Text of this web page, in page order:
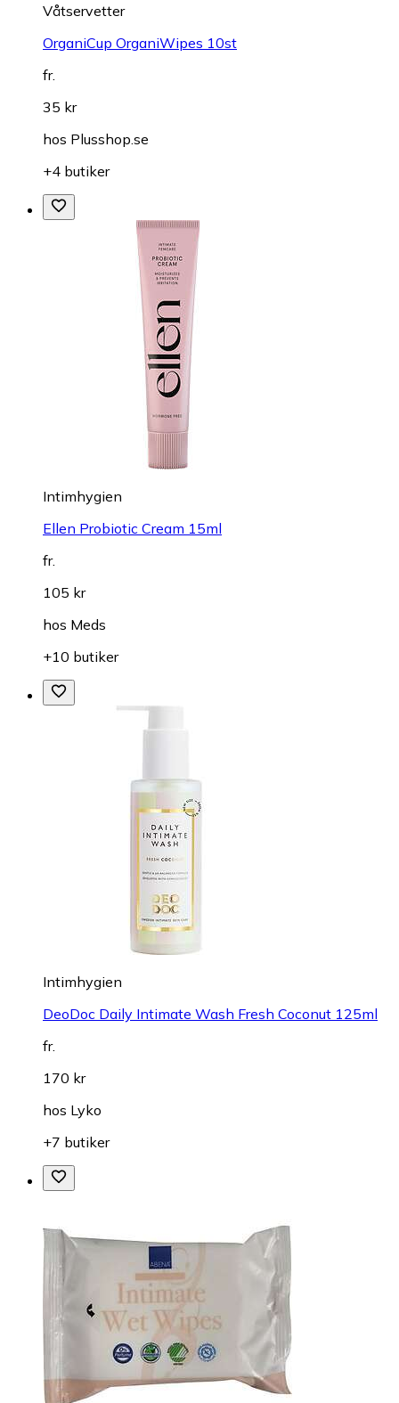
Våtservetter
OrganiCup OrganiWipes 10st
fr.
35 kr
hos Plusshop.se
+4 butiker
Intimhygien
Ellen Probiotic Cream 15ml
fr.
105 kr
hos Meds
+10 butiker
Intimhygien
DeoDoc Daily Intimate Wash Fresh Coconut 125ml
fr.
170 kr
hos Lyko
+7 butiker